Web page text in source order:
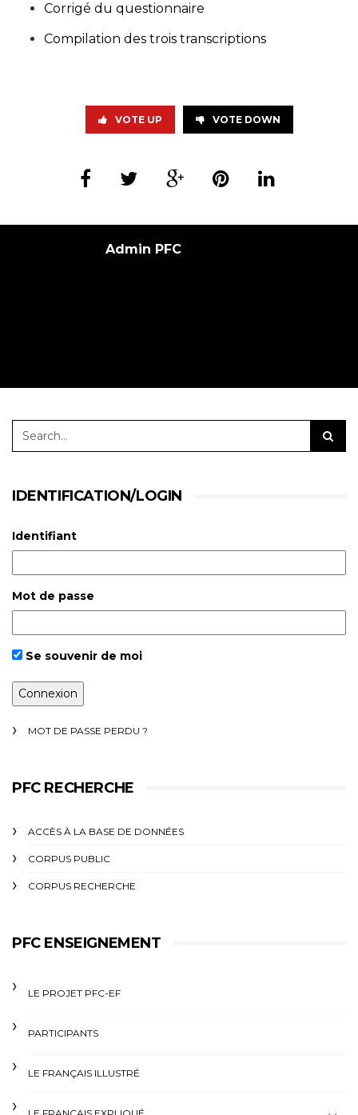
Corrigé du questionnaire
Compilation des trois transcriptions
VOTE UP VOTE DOWN
Admin PFC
IDENTIFICATION/LOGIN
Identifiant
Mot de passe
Se souvenir de moi
MOT DE PASSE PERDU ?
PFC RECHERCHE
ACCÈS À LA BASE DE DONNÉES
CORPUS PUBLIC
CORPUS RECHERCHE
PFC ENSEIGNEMENT
LE PROJET PFC-EF
PARTICIPANTS
LE FRANÇAIS ILLUSTRÉ